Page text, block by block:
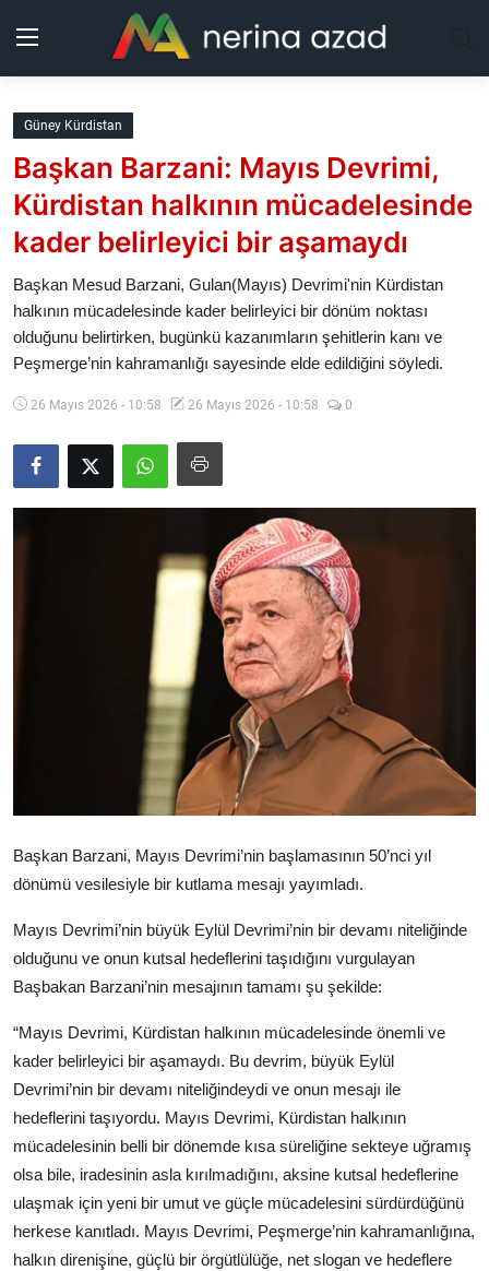
Kurdistan
Bölgeler
Yaşam
Güncel
Analiz
Makaleler
Galeri
Kurdi
Güney Kürdistan
Başkan Barzani: Mayıs Devrimi,
Kürdistan halkının mücadelesinde
kader belirleyici bir aşamaydı
Başkan Mesud Barzani, Gulan(Mayıs) Devrimi'nin Kürdistan
halkının mücadelesinde kader belirleyici bir dönüm noktası
olduğunu belirtirken, bugünkü kazanımların şehitlerin kanı ve
Peşmerge’nin kahramanlığı sayesinde elde edildiğini söyledi.
26 Mayıs 2026 - 10:58 26 Mayıs 2026 - 10:58 0
Başkan Barzani, Mayıs Devrimi’nin başlamasının 50’nci yıl
dönümü vesilesiyle bir kutlama mesajı yayımladı.
Mayıs Devrimi’nin büyük Eylül Devrimi’nin bir devamı niteliğinde
olduğunu ve onun kutsal hedeflerini taşıdığını vurgulayan
Başbakan Barzani’nin mesajının tamamı şu şekilde:
“Mayıs Devrimi, Kürdistan halkının mücadelesinde önemli ve
kader belirleyici bir aşamaydı. Bu devrim, büyük Eylül
Devrimi’nin bir devamı niteliğindeydi ve onun mesajı ile
hedeflerini taşıyordu. Mayıs Devrimi, Kürdistan halkının
mücadelesinin belli bir dönemde kısa süreliğine sekteye uğramış
olsa bile, iradesinin asla kırılmadığını, aksine kutsal hedeflerine
ulaşmak için yeni bir umut ve güçle mücadelesini sürdürdüğünü
herkese kanıtladı. Mayıs Devrimi, Peşmerge’nin kahramanlığına,
halkın direnişine, güçlü bir örgütlülüğe, net slogan ve hedeflere